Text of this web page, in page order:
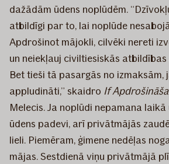
dažādām ūdens noplūdēm.
atbildīgi par to, lai noplūde
Apdrošinot mājokli, cilvēki nereti
un neiekļauj civiltiesiskās
Bet tieši tā pasargās no izmaksām,
appludināti,” skaidro If
Melecis. Ja noplūdi nepamana laikā
ūdens padevi, arī privātmājās
lieli. Piemēram, ģimene nedēļas
mājas. Sestdienā viņu privātmājā